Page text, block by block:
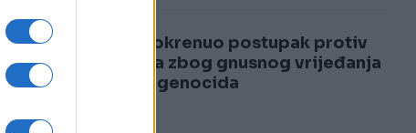
2
RAK pokrenuo postupak protiv
RTRS-a zbog gnusnog vrijeđanja
žrtava genocida